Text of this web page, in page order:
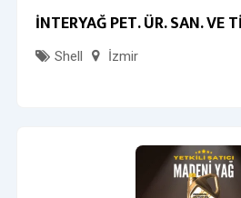
İNTERYAĞ PET. ÜR. SAN. VE
Shell İzmir